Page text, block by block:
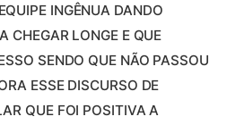
INGÊNUA DANDO
CHEGAR LONGE E QUE
SENDO QUE NÃO PASSOU
ESSE DISCURSO DE
QUE FOI POSITIVA A